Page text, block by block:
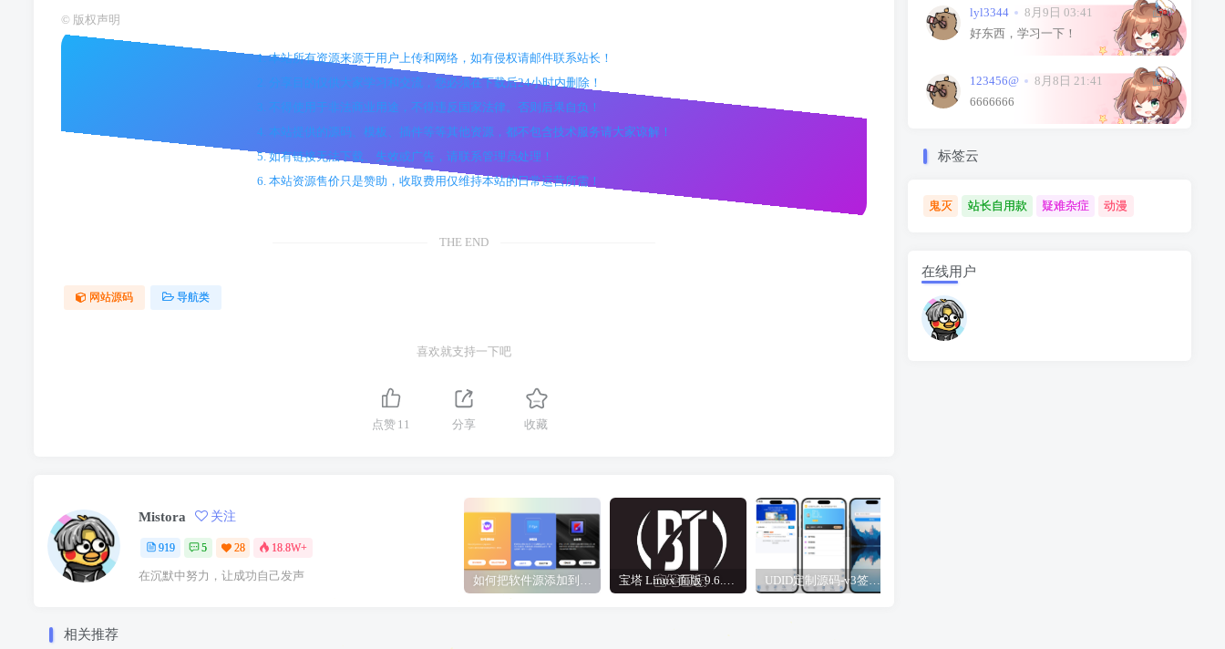
© 版权声明
1. 本站所有资源来源于用户上传和网络，如有侵权请邮件联系站长！
2. 分享目的仅供大家学习和交流，您必须在下载后24小时内删除！
3. 不得使用于非法商业用途，不得违反国家法律。否则后果自负！
4. 本站提供的源码、模板、插件等等其他资源，都不包含技术服务请大家谅解！
5. 如有链接无法下载、失效或广告，请联系管理员处理！
6. 本站资源售价只是赞助，收取费用仅维持本站的日常运营所需！
THE END
网站源码 导航类
喜欢就支持一下吧
点赞 11 分享 收藏
Mistora 关注
919 5 28 18.8W+
在沉默中努力，让成功自己发声 如何把软件源添加到签名工具，保姆级教学，小白都能学会！ 宝塔 Linux 面版 9.6.0 企业版/开心版详细教程，保姆级教学 UDID定制源码-v3签名站-集成“软件源”功能以及支持上传“免费证书”自签
相关推荐
lyl3344 8月9日 03:41
0
好东西，学习一下！
123456@ 8月8日 21:41
0
6666666
标签云
鬼灭 站长自用款 疑难杂症 动漫
在线用户